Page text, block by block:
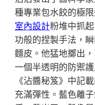
種專業包水餃的極
室內設計粉堆中抓
功般的捏製手法，
麵皮。他猛地擲出
一個半透明的防禦
《沾醬秘笈》中記
充滿彈性。藍色離